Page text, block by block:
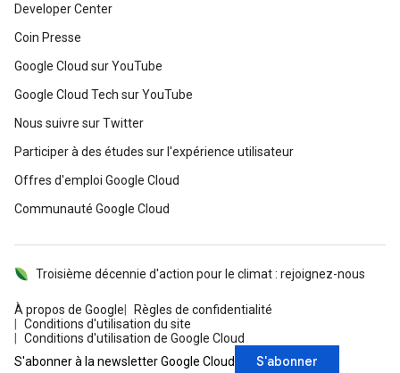
Developer Center
Coin Presse
Google Cloud sur YouTube
Google Cloud Tech sur YouTube
Nous suivre sur Twitter
Participer à des études sur l'expérience utilisateur
Offres d'emploi Google Cloud
Communauté Google Cloud
À propos de Google
Règles de confidentialité
Conditions d'utilisation du site
Conditions d'utilisation de Google Cloud
Troisième décennie d'action pour le climat : rejoignez-nous
S'abonner à la newsletter Google Cloud S'abonner